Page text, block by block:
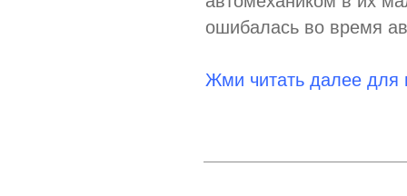
ошибалась во время
Жми читать далее для